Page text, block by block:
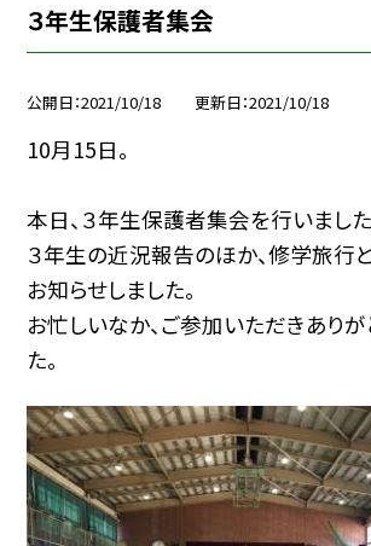
３年生保護者集会
公開日 2021/10/18 更新日 2021/10/18
10月15日。
本日、３年生保護者集会を行いました
３年生の近況報告のほか、修学旅行
お知らせしました。
お忙しいなか、ご参加いただきあり
た。